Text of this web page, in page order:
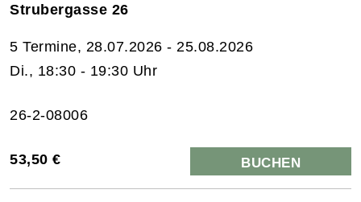
Strubergasse 26
5 Termine, 28.07.2026 - 25.08.2026
Di., 18:30 - 19:30 Uhr
26-2-08006
53,50 € BUCHEN